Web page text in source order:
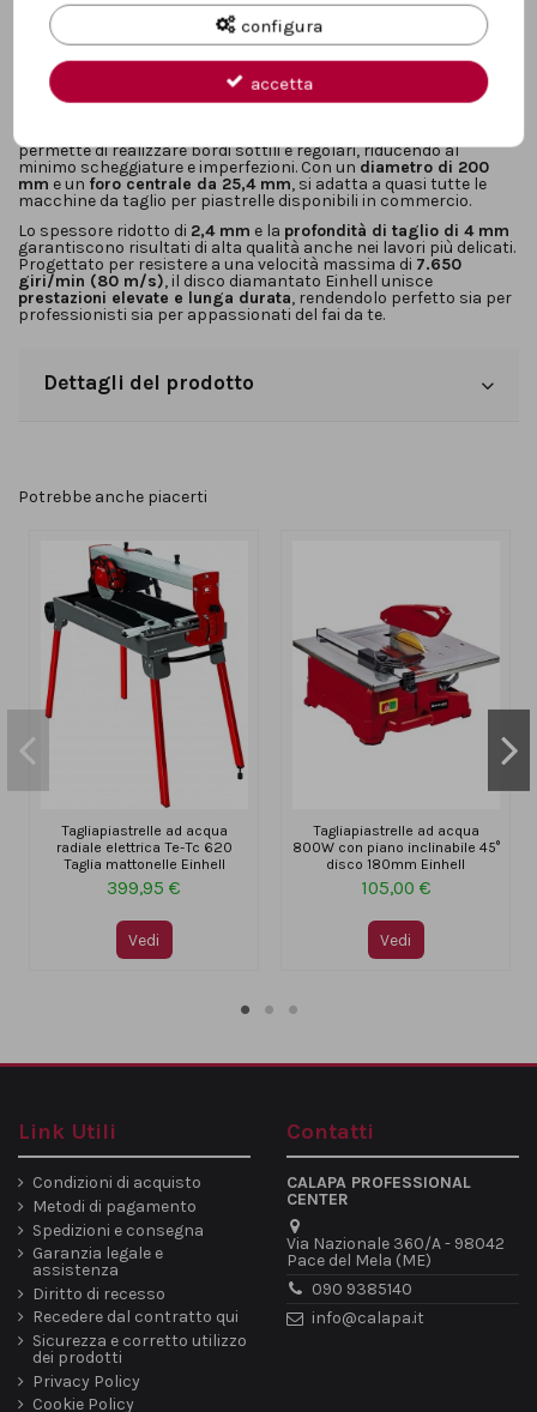
disco da taglio diamantato turbo Einhell 200 x 25,4 mmè la
soluzione ideale per ottenere tagli precisi e puliti
su piastrelle,
gres porcellanato e travertino.
permette di realizzare bordi sottili e regolari, riducendo al
minimo scheggiature e imperfezioni. Con un diametro di 200
mm e un foro centrale da 25,4 mm, si adatta a quasi tutte le
macchine da taglio per piastrelle disponibili in commercio.
Lo spessore ridotto di 2,4 mm e la profondità di taglio di 4 mm
garantiscono risultati di alta qualità anche nei lavori più delicati.
Progettato per resistere a una velocità massima di 7.650
giri/min (80 m/s), il disco diamantato Einhell unisce
prestazioni elevate e lunga durata, rendendolo perfetto sia per
professionisti sia per appassionati del fai da te.
Dettagli del prodotto
Potrebbe anche piacerti
Tagliapiastrelle ad acqua
radiale elettrica Te-Tc 620
Taglia mattonelle Einhell
399,95 €
Vedi
Tagliapiastrelle ad acqua
800W con piano inclinabile 45°
disco 180mm Einhell
105,00 €
Vedi
Link Utili
Condizioni di acquisto
Metodi di pagamento
Spedizioni e consegna
Garanzia legale e
assistenza
Diritto di recesso
Recedere dal contratto qui
Sicurezza e corretto utilizzo
dei prodotti
Privacy Policy
Cookie Policy
Contatti
CALAPA PROFESSIONAL
CENTER
Via Nazionale 360/A - 98042
Pace del Mela (ME)
090 9385140
info@calapa.it
configura
accetta